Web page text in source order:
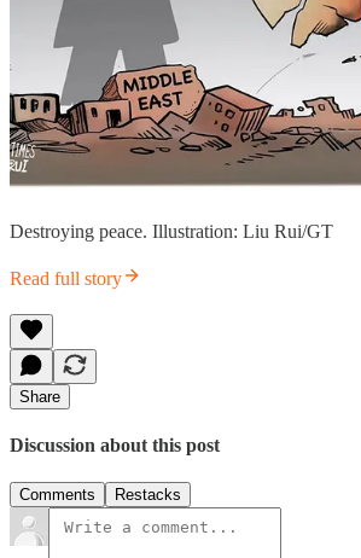
Destroying peace. Illustration: Liu Rui/GT
Read full story
Share
Discussion about this post
Comments Restacks